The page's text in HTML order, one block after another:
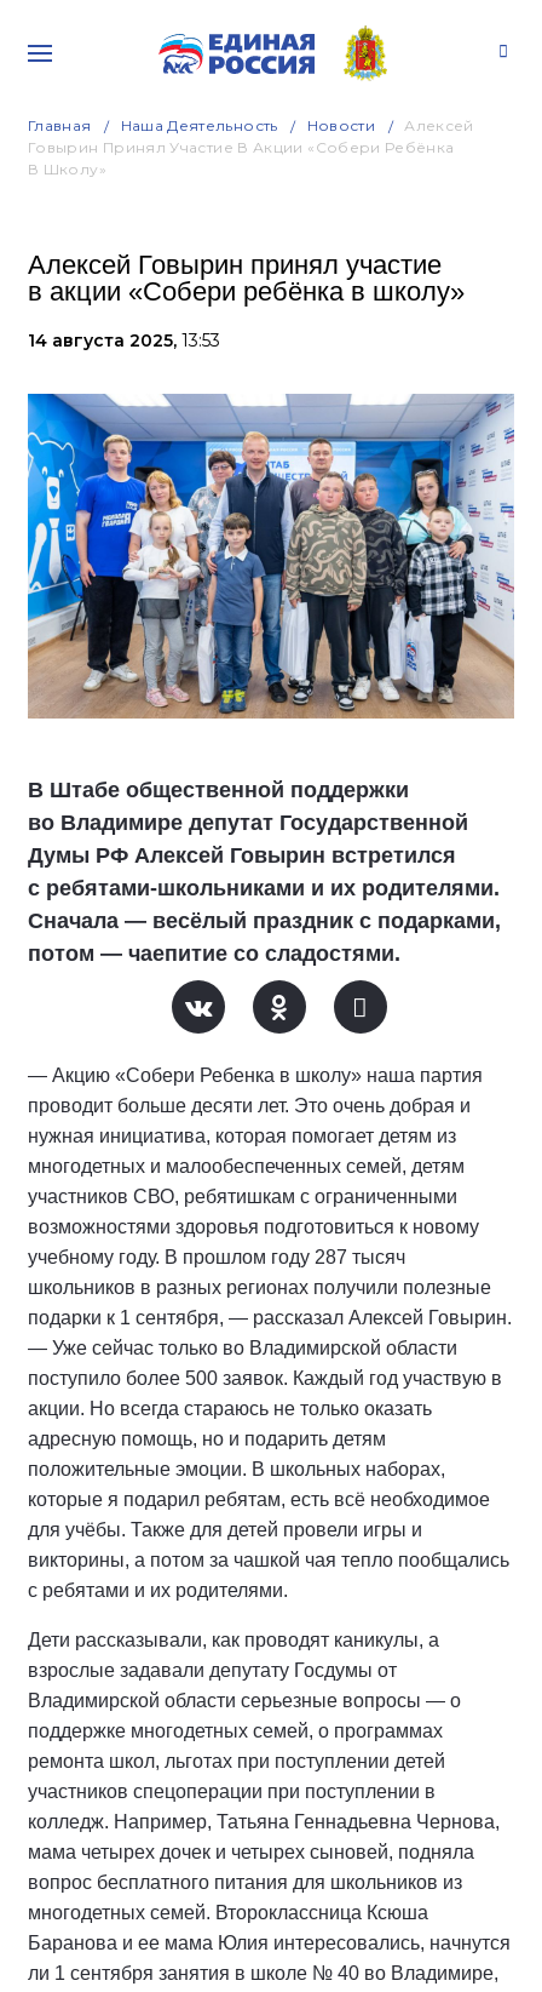
Главная Наша Деятельность Новости
Алексей
Говырин Принял Участие В Акции «Собери Ребёнка
В Школу»
Алексей Говырин принял участие
в акции «Собери ребёнка в школу»
14 августа 2025, 13:53
В Штабе общественной поддержки
во Владимире депутат Государственной
Думы РФ Алексей Говырин встретился
с ребятами-школьниками и их родителями.
Сначала — весёлый праздник с подарками,
потом — чаепитие со сладостями.
— Акцию «Собери Ребенка в школу» наша партия
проводит больше десяти лет. Это очень добрая и
нужная инициатива, которая помогает детям из
многодетных и малообеспеченных семей, детям
участников СВО, ребятишкам с ограниченными
возможностями здоровья подготовиться к новому
учебному году. В прошлом году 287 тысяч
школьников в разных регионах получили полезные
подарки к 1 сентября, — рассказал Алексей Говырин.
— Уже сейчас только во Владимирской области
поступило более 500 заявок. Каждый год участвую в
акции. Но всегда стараюсь не только оказать
адресную помощь, но и подарить детям
положительные эмоции. В школьных наборах,
которые я подарил ребятам, есть всё необходимое
для учёбы. Также для детей провели игры и
викторины, а потом за чашкой чая тепло пообщались
с ребятами и их родителями.
Дети рассказывали, как проводят каникулы, а
взрослые задавали депутату Госдумы от
Владимирской области серьезные вопросы — о
поддержке многодетных семей, о программах
ремонта школ, льготах при поступлении детей
участников спецоперации при поступлении в
колледж. Например, Татьяна Геннадьевна Чернова,
мама четырех дочек и четырех сыновей, подняла
вопрос бесплатного питания для школьников из
многодетных семей. Второклассница Ксюша
Баранова и ее мама Юлия интересовались, начнутся
ли 1 сентября занятия в школе № 40 во Владимире,